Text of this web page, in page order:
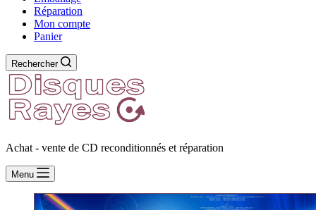
Réparation
Mon compte
Panier
Rechercher
Achat - vente de CD reconditionnés et réparation
Menu